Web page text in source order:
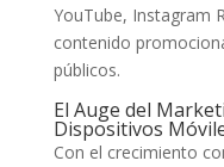
YouTube, Instagram
contenido
públicos.
El Auge del
Dispositivos
Con el crecimiento